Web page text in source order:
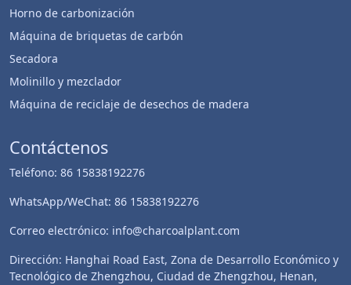
Horno de carbonización
Máquina de briquetas de carbón
Secadora
Molinillo y mezclador
Máquina de reciclaje de desechos de madera
Contáctenos
Teléfono: 86 15838192276
WhatsApp/WeChat: 86 15838192276
Correo electrónico: info@charcoalplant.com
Dirección: Hanghai Road East, Zona de Desarrollo Económico y
Tecnológico de Zhengzhou, Ciudad de Zhengzhou, Henan,